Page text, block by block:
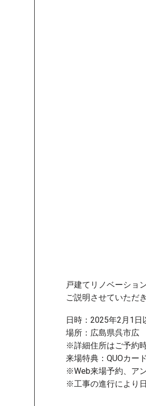
戸建てリノベーショ
ご説明させていただ
日時：2025年2月1日
場所：広島県呉市広
※詳細住所はご予約
来場特典：QUOカー
※Web来場予約、ア
※工事の進行により